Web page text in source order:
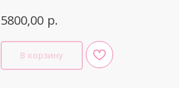
5800,00 р.
В корзину